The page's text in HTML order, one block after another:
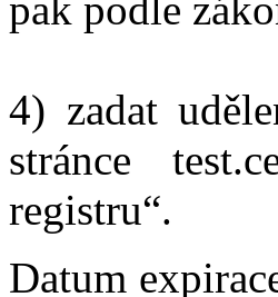
pak podle
4) zadat
stránce
registru“.
Datum